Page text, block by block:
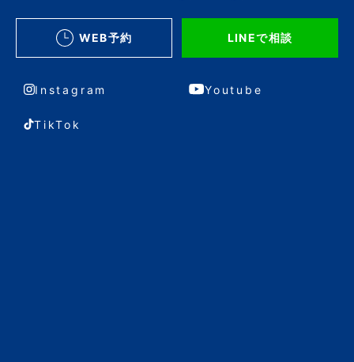
WEB予約 LINEで相談
Instagram Youtube
TikTok